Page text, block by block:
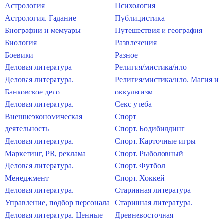
Астрология
Астрология. Гадание
Биографии и мемуары
Биология
Боевики
Деловая литература
Деловая литература.
Банковское дело
Деловая литература.
Внешнеэкономическая
деятельность
Деловая литература.
Маркетинг, PR, реклама
Деловая литература.
Менеджмент
Деловая литература.
Управление, подбор персонала
Деловая литература. Ценные
Психология
Публицистика
Путешествия и география
Развлечения
Разное
Религия/мистика/нло
Религия/мистика/нло. Магия и
оккультизм
Секс учеба
Спорт
Спорт. Бодибилдинг
Спорт. Карточные игры
Спорт. Рыболовный
Спорт. Футбол
Спорт. Хоккей
Старинная литература
Старинная литература.
Древневосточная